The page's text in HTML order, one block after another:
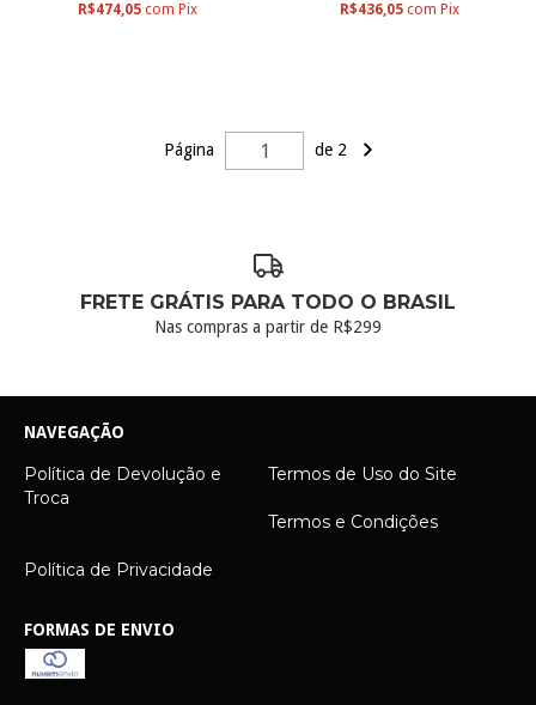
R$474,05 com Pix R$436,05 com Pix
Página de 2
FRETE GRÁTIS PARA TODO O BRASIL
Nas compras a partir de R$299
NAVEGAÇÃO
Política de Devolução e
Troca
Termos de Uso do Site
Termos e Condições
Política de Privacidade
FORMAS DE ENVIO